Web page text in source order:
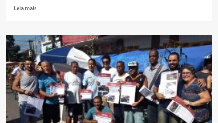
Leia maisRead
“Vai
pra
onde?”
–
nova
exibição
do
Cineclube
Imbariê
nos